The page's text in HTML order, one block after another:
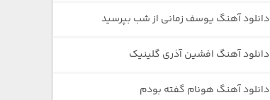
دانلود آهنگ یوسف زمانی از شب بپرسید
دانلود آهنگ افشین آذری گلینیک
دانلود آهنگ هونام گفته بودم